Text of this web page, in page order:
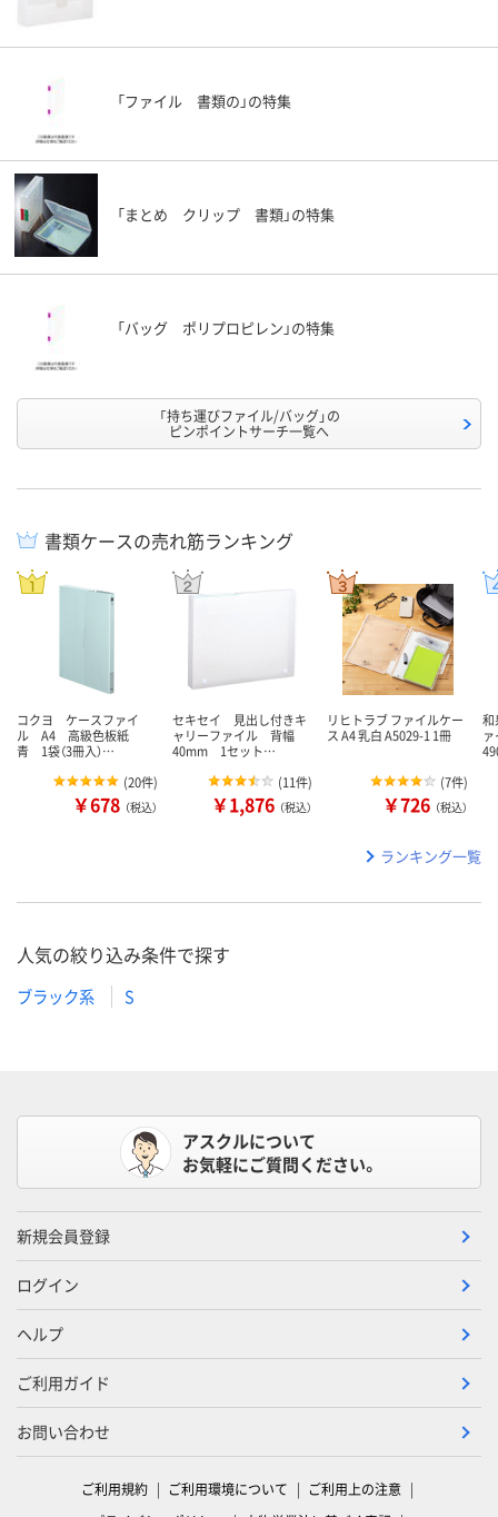
「ファイル 書類の」の特集
「まとめ クリップ 書類」の特集
「バッグ ポリプロピレン」の特集
「持ち運びファイル/バッグ」の
ピンポイントサーチ一覧へ
書類ケースの売れ筋ランキング
コクヨ ケースファイ
ル A4 高級色板紙
青 1袋（3冊入）…
(20件)
￥678 （税込）
セキセイ 見出し付きキ
ャリーファイル 背幅
40mm 1セット…
(11件)
￥1,876 （税込）
リヒトラブ ファイルケー
ス A4 乳白 A5029-1 1冊
(7件)
￥726 （税込）
和
ランキング一覧
人気の絞り込み条件で探す
ブラック系 S
アスクルについて
お気軽にご質問ください。
新規会員登録
ログイン
ヘルプ
ご利用ガイド
お問い合わせ
ご利用規約 ご利用環境について
ご利用上の注意